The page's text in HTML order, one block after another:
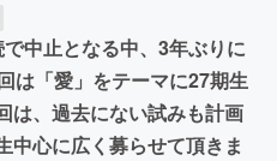
中止となる中、3年ぶりに
は「愛」をテーマに27期生
は、過去にない試みも計画
中心に広く募らせて頂きま